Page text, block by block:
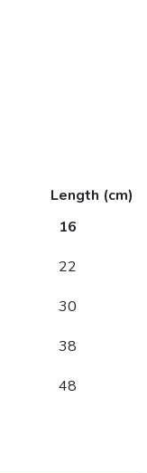
Length (cm)
16
22
30
38
48